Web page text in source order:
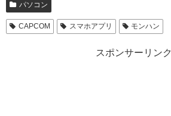
パソコン
CAPCOM スマホアプリ モンハン
スポンサーリンク